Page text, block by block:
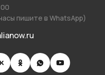
пишите в WhatsApp)